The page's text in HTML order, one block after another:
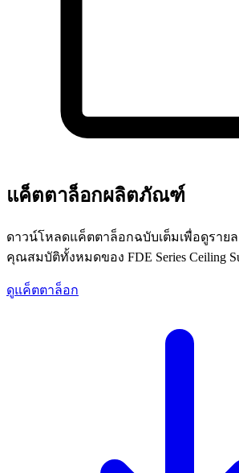
แค็ตตาล็อกผลิตภัณฑ์
ดาวน์โหลดแค็ตตาล็อกฉบับเต็มเพื่อดูรายล
คุณสมบัติทั้งหมดของ FDE Series Ceiling
ดูแค็ตตาล็อก